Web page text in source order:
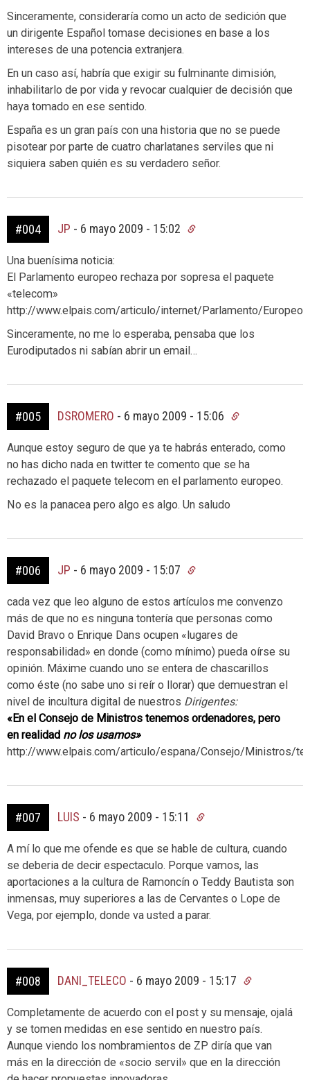
Sinceramente, consideraría como un acto de sedición que
un dirigente Español tomase decisiones en base a los
intereses de una potencia extranjera.
En un caso así, habría que exigir su fulminante dimisión,
inhabilitarlo de por vida y revocar cualquier de decisión que
haya tomado en ese sentido.
España es un gran país con una historia que no se puede
pisotear por parte de cuatro charlatanes serviles que ni
siquiera saben quién es su verdadero señor.
#004 JP - 6 mayo 2009 - 15:02
Una buenísima noticia:
El Parlamento europeo rechaza por sopresa el paquete
«telecom»
http://www.elpais.com/articulo/internet/Parlamento/
Sinceramente, no me lo esperaba, pensaba que los
Eurodiputados ni sabían abrir un email…
#005 DSROMERO - 6 mayo 2009 - 15:06
Aunque estoy seguro de que ya te habrás enterado, como
no has dicho nada en twitter te comento que se ha
rechazado el paquete telecom en el parlamento europeo.
No es la panacea pero algo es algo. Un saludo
#006 JP - 6 mayo 2009 - 15:07
cada vez que leo alguno de estos artículos me convenzo
más de que no es ninguna tontería que personas como
David Bravo o Enrique Dans ocupen «lugares de
responsabilidad» en donde (como mínimo) pueda oírse su
opinión. Máxime cuando uno se entera de chascarillos
como éste (no sabe uno si reír o llorar) que demuestran el
nivel de incultura digital de nuestros Dirigentes:
«En el Consejo de Ministros tenemos ordenadores, pero
en realidad no los usamos»
http://www.elpais.com/articulo/espana/Consejo/Ministros/
#007 LUIS - 6 mayo 2009 - 15:11
A mí lo que me ofende es que se hable de cultura, cuando
se deberia de decir espectaculo. Porque vamos, las
aportaciones a la cultura de Ramoncín o Teddy Bautista son
inmensas, muy superiores a las de Cervantes o Lope de
Vega, por ejemplo, donde va usted a parar.
#008 DANI_TELECO - 6 mayo 2009 - 15:17
Completamente de acuerdo con el post y su mensaje, ojalá
y se tomen medidas en ese sentido en nuestro país.
Aunque viendo los nombramientos de ZP diría que van
más en la dirección de «socio servil» que en la dirección